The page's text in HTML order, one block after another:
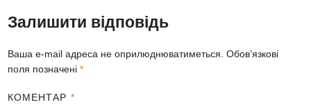
Залишити відповідь
Ваша e-mail адреса не оприлюднюватиметься. Обов’язкові
поля позначені*
КОМЕНТАР *